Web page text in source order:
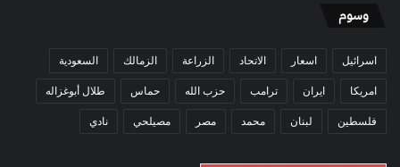
وسوم
اسرائيل اسعار الاتحاد الزراعة الزمالك السعودية
امريكا ايران ترامب حزب الله حماس طلال أبوغزاله
فلسطين لبنان محمد مصر مصيلحي نادي